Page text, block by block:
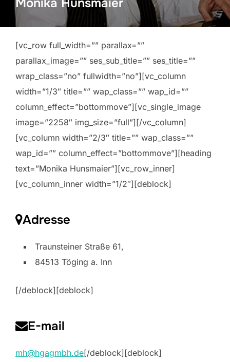
Monika Hunsmaier
[vc_row full_width=”” parallax=””
parallax_image=”” ses_sub_title=”” ses_title=””
wrap_class=”no” fullwidth=”no”][vc_column
width=”1/3″ title=”” wap_class=”” wap_id=””
column_effect=”bottommove”][vc_single_image
image=”2258″ img_size=”full”][/vc_column]
[vc_column width=”2/3″ title=”” wap_class=””
wap_id=”” column_effect=”bottommove”][heading
text=”Monika Hunsmaier”][vc_row_inner]
[vc_column_inner width=”1/2″][deblock]
Adresse
Traunsteiner Straße 61,
84513 Töging a. Inn
[/deblock][deblock]
E-mail
mh@hgagmbh.de[/deblock][deblock]